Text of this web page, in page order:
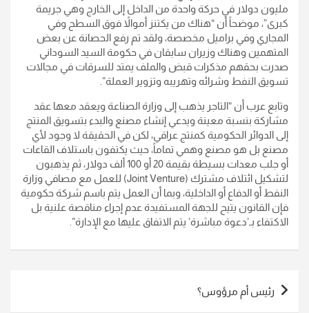
مليون دولار في حركة واحدة من الداخل إلى الخارج وهي جريمة
كبرى”، موضحاً أن “هناك من يكتنز أموالاً فوق السطح وفي
المجاري وفي براميل مخصصة، ولقد تم رفع الحصانة عن بعض
المتهمين وهناك وزيران سابقان في حكومة السيد السوداني
صدرت بحقهم مذكرات قبض والملف يمتد للسرقات في مجالات
تسويق النفط وشرائه وتهريبه وتزوير العملة”.
وتابع عرب أن “التاجر يذهب إلى وزارة الصناعة ويعقد معها عقد
مشاركة بنسبة معينة ويدعي إنشاء مصنع والبدء بتسويق المنتج
إلى الدوائر الحكومية كمنتج عراقي، لكن في الحقيقة لا وجود لأي
مصنع بل هو مصنع وهمي تماماً، حيث يكتفون باستلاف القاعات
أو جلب معدات بسيطة بقيمة 20 أو 100 ألف دولار، ثم يذهبون
لتشكيل ائتلاف مشترك (Joint Venture) للعمل مع مصافي وزارة
النفط أو الدفاع أو الداخلية، وبما أن العمل يتم باسم شركة حكومية
فإن القانون يتيح للجهة المستفيدة عدم إجراء مناقصة علنية بل
الاكتفاء بـ’دعوة مباشرة’ يتم الاتفاق عليها مع الإدارة”.
تصفّح
المقالات
رئيس أم مرؤوس؟